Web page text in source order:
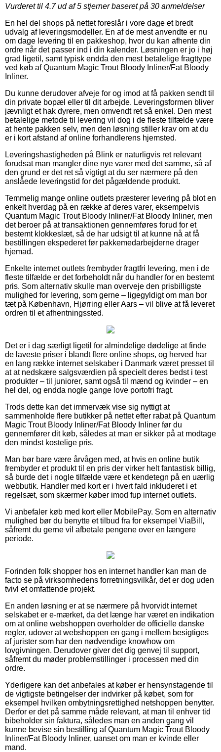
Vurderet til 4.7ud af 5 stjerner baseret på 30 anmeldelser
En hel del shops på nettet foreslår i vore dage et bredt
udvalg af leveringsmodeller. En af de mest anvendte er nu
om dage levering til en pakkeshop, hvor du kan afhente din
ordre når det passer ind i din kalender. Løsningen er jo i høj
grad ligetil, samt typisk endda den mest betalelige fragttype
ved køb af Quantum Magic Trout Bloody Inliner/Fat Bloody
Inliner.
Du kunne derudover afveje for og imod at få pakken sendt til
din private bopæl eller til dit arbejde. Leveringsformen bliver
jævnligt et hak dyrere, men omvendt ret så enkel. Den mest
betalelige metode til levering vil dog i de fleste tilfælde være
at hente pakken selv, men den løsning stiller krav om at du
er i kort afstand af online forhandlerens hjemsted.
Leveringshastigheden på Blink er naturligvis ret relevant
forudsat man mangler dine nye varer med det samme, så af
den grund er det ret så vigtigt at du ser nærmere på den
anslåede leveringstid for det pågældende produkt.
Temmelig mange online outlets præsterer levering på blot en
enkelt hverdag på en række af deres varer, eksempelvis
Quantum Magic Trout Bloody Inliner/Fat Bloody Inliner, men
det beroer på at transaktionen gennemføres forud for et
bestemt klokkeslæt, så de har udsigt til at kunne nå at få
bestillingen ekspederet før pakkemedarbejderne drager
hjemad.
Enkelte internet outlets frembyder fragtfri levering, men i de
fleste tilfælde er det forbeholdt når du handler for en bestemt
pris. Som alternativ skulle man overveje den prisbilligste
mulighed for levering, som gerne – ligegyldigt om man bor
tæt på København, Hjørring eller Aars – vil blive at få leveret
ordren til et afhentningssted.
Det er i dag særligt ligetil for almindelige dødelige at finde
de laveste priser i blandt flere online shops, og herved har
en lang række internet selskaber i Danmark været presset til
at at nedskære salgsværdien på specielt deres bedst i test
produkter – til juniorer, samt også til mænd og kvinder – en
hel del, og endda nogle gange love portofri fragt.
Trods dette kan det immervæk vise sig nyttigt at
sammenholde flere butikker på nettet efter rabat på Quantum
Magic Trout Bloody Inliner/Fat Bloody Inliner før du
gennemfører dit køb, således at man er sikker på at modtage
den mindst kostelige pris.
Man bør bare være årvågen med, at hvis en online butik
frembyder et produkt til en pris der virker helt fantastisk billig,
så burde det i nogle tilfælde være et kendetegn på en uærlig
webbutik. Handler med kort er i hvert fald inkluderet i et
regelsæt, som skærmer køber imod fup internet outlets.
Vi anbefaler køb med kort eller MobilePay. Som en alternativ
mulighed bør du benytte et tilbud fra for eksempel ViaBill,
såfremt du gerne vil afbetale pengene over en længere
periode.
Forinden folk shopper hos en internet handler kan man de
facto se på virksomhedens forretningsvilkår, det er dog uden
tvivl et omfattende projekt.
En anden løsning er at se nærmere på hvorvidt internet
selskabet er e-mærket, da det længe har været en indikation
om at online webshoppen overholder de officielle danske
regler, udover at webshoppen en gang i mellem besigtiges
af jurister som har den nødvendige knowhow om
lovgivningen. Derudover giver det dig genvej til support,
såfremt du møder problemstillinger i processen med din
ordre.
Yderligere kan det anbefales at køber er hensynstagende til
de vigtigste betingelser der indvirker på købet, som for
eksempel hvilken ombytningsrettighed netshoppen benytter.
Derfor er det på samme måde relevant, at man til enhver tid
bibeholder sin faktura, således man en anden gang vil
kunne bevise sin bestilling af Quantum Magic Trout Bloody
Inliner/Fat Bloody Inliner, uanset om man er kvinde eller
mand.